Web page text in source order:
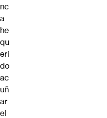
nc
a
he
qu
eri
do
ac
uñ
ar
el